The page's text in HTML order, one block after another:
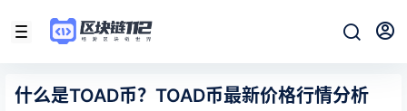
什么是TOAD币？TOAD币最新价格行情分析